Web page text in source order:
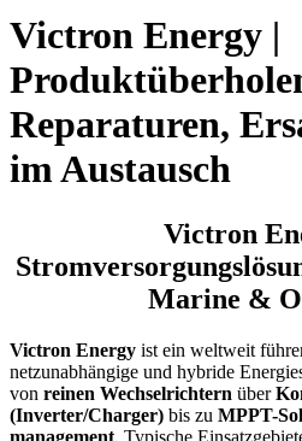
Victron Energy |
Reparaturen,
im Austausch
Victron
Marine &
Victron Energy ist ein weltweit
netzunabhängige und hybride
von reinen Wechselrichtern über
(Inverter/Charger) bis zu MPPT-
management. Typische